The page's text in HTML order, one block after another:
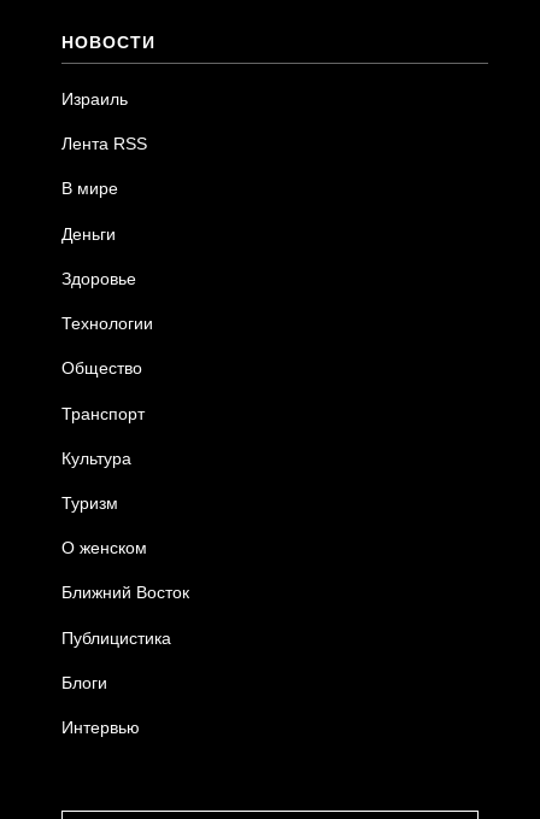
НОВОСТИ
Израиль
Лента RSS
В мире
Деньги
Здоровье
Технологии
Общество
Транспорт
Культура
Туризм
О женском
Ближний Восток
Публицистика
Блоги
Интервью